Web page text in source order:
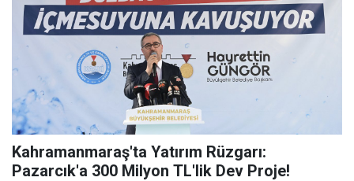
Kahramanmaraş'ta Yatırım Rüzgarı:
Pazarcık'a 300 Milyon TL'lik Dev Proje!